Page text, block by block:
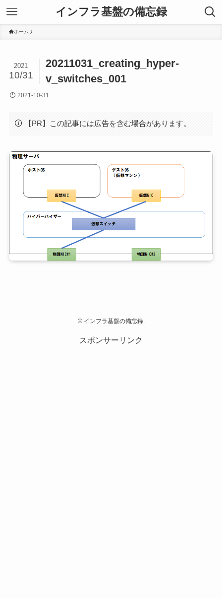
インフラ基盤の備忘録
ホーム
20211031_creating_hyper-
v_switches_001
2021
10/31
2021-10-31
【PR】この記事には広告を含む場合があります。
©インフラ基盤の備忘録.
スポンサーリンク